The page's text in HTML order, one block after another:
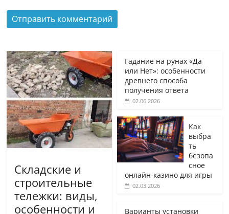
Складские и
строительные
тележки: виды,
особенности и
Гадание на рунах «Да
или Нет»: особенности
древнего способа
получения ответа
02.06.2026
Как
выбра
ть
безопа
сное
онлайн-казино для игры
02.03.2026
Варианты установки